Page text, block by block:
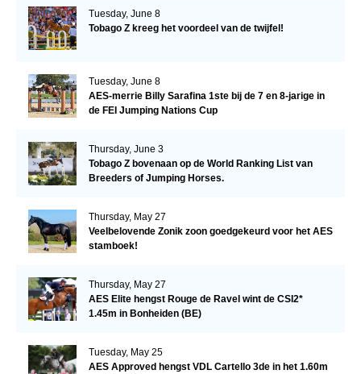
Tuesday, June 8
Tobago Z kreeg het voordeel van de twijfel!
Tuesday, June 8
AES-merrie Billy Sarafina 1ste bij de 7 en 8-jarige in
de FEI Jumping Nations Cup
Thursday, June 3
Tobago Z bovenaan op de World Ranking List van
Breeders of Jumping Horses.
Thursday, May 27
Veelbelovende Zonik zoon goedgekeurd voor het AES
stamboek!
Thursday, May 27
AES Elite hengst Rouge de Ravel wint de CSI2*
1.45m in Bonheiden (BE)
Tuesday, May 25
AES Approved hengst VDL Cartello 3de in het 1.60m